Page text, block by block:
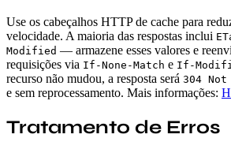
Use os cabeçalhos HTTP de cache para
velocidade. A maioria das respostas inclui
Modified — armazene esses valores e
requisições via If-None-Match e If-
recurso não mudou, a resposta será 304
e sem reprocessamento. Mais informações:
Tratamento de Erros